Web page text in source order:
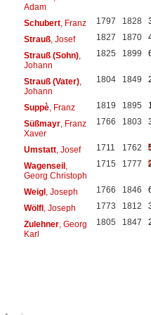
Adam
Schubert, Franz 1797 1828
Strauß, Josef 1827 1870
Strauß (Sohn),
Johann
1825 1899
Strauß (Vater),
Johann
1804 1849
Suppè, Franz 1819 1895
Süßmayr, Franz
Xaver
1766 1803
Umstatt, Josef 1711 1762
Wagenseil,
Georg Christoph
1715 1777
Weigl, Joseph 1766 1846
Wölfl, Joseph 1773 1812
Zulehner, Georg
Karl
1805 1847